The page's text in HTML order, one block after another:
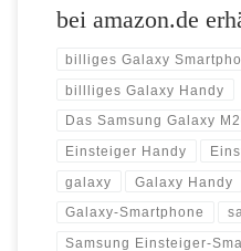
bei amazon.de
billiges Galaxy
billliges Galaxy Handy
Das Samsung Galaxy
Einsteiger Handy
galaxy Galaxy Handy
Galaxy-Smartphone
Samsung Einsteiger-